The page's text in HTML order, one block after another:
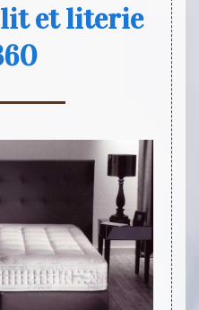
lit et literie